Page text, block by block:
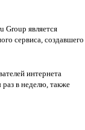
Group является
сервиса, создавшего
интернета
в неделю, также